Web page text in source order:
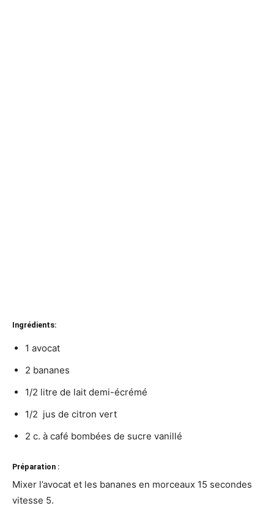
Ingrédients:
1 avocat
2 bananes
1/2 litre de lait demi-écrémé
1/2 jus de citron vert
2 c. à café bombées de sucre vanillé
Préparation :
Mixer l’avocat et les bananes en morceaux 15 secondes
vitesse 5.